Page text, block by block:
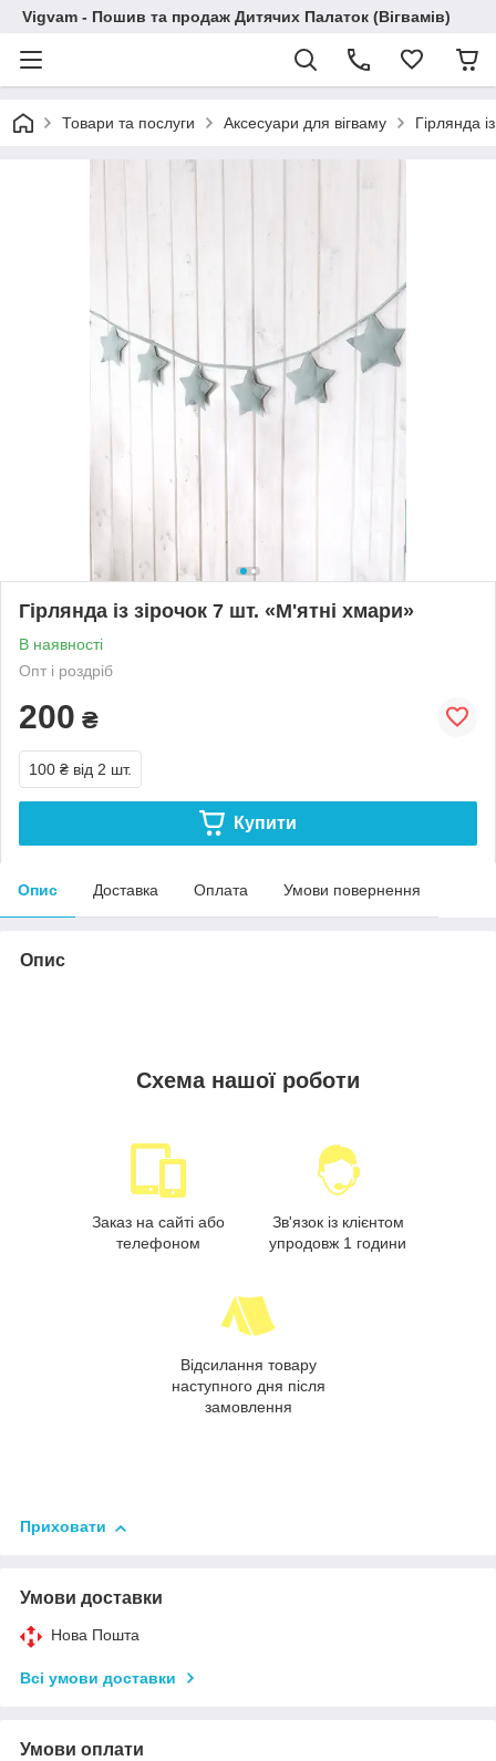
Vigvam - Пошив та продаж Дитячих Палаток (Вігвамів)
Товари та послуги Аксесуари для вігваму Гірлянда
Гірлянда із зірочок 7 шт. «М'ятні хмари»
В наявності
Опт і роздріб
200 ₴
100 ₴ від 2 шт.
Купити
Опис Доставка Оплата Умови повернення
Опис
Схема нашої роботи
Заказ на сайті або
телефоном
Зв'язок із клієнтом
упродовж 1 години
Відсилання товару
наступного дня після
замовлення
Приховати
Умови доставки
Нова Пошта
Всі умови доставки
Умови оплати